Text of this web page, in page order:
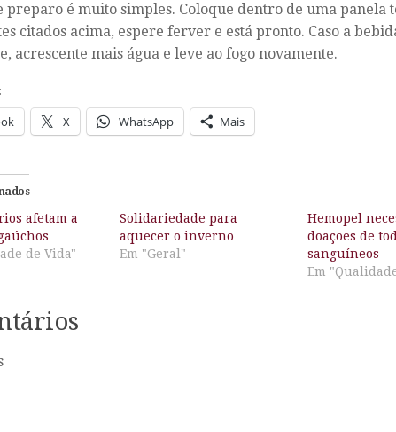
preparo é muito simples. Coloque dentro de uma panela
citados acima, espere ferver e está pronto. Caso a
acrescente mais água e leve ao fogo novamente.
X WhatsApp Mais
afetam a
de Vida"
Solidariedade para
aquecer o inverno
Em "Geral"
Hemopel
doações de
sanguíneos
Em